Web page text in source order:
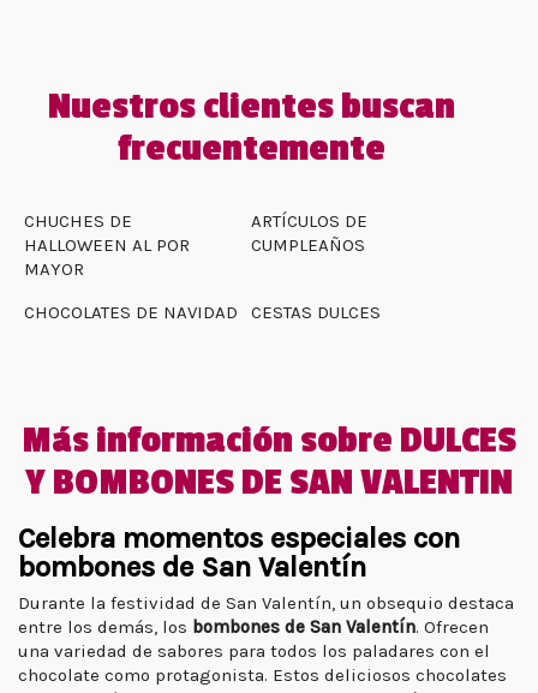
Nuestros clientes buscan
frecuentemente
CHUCHES DE
HALLOWEEN AL POR
MAYOR
ARTÍCULOS DE
CUMPLEAÑOS
CHOCOLATES DE NAVIDAD CESTAS DULCES
Más información sobre DULCES
Y BOMBONES DE SAN VALENTIN
Celebra momentos especiales con
bombones de San Valentín
Durante la festividad de San Valentín, un obsequio destaca
entre los demás, los bombones de San Valentín. Ofrecen
una variedad de sabores para todos los paladares con el
chocolate como protagonista. Estos deliciosos chocolates